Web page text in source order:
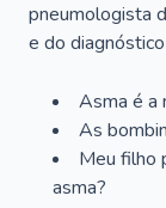
pneumologista
e do
Asma é a
As
Meu filho
asma?